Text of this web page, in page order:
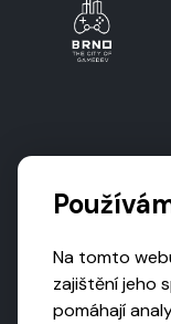
Na tomto
zajištění jeho
pomáhají